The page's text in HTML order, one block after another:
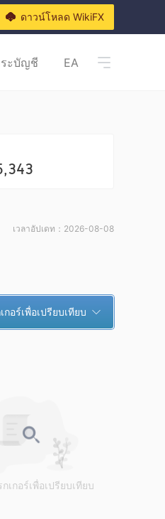
ดาวน์โหลด WikiFX
ะบัญชี EA
เวลาอัปเดท： 2026-08-08
กอร์เพื่อเปรียบเทียบ
เกอร์เพื่อเปรียบเทียบ